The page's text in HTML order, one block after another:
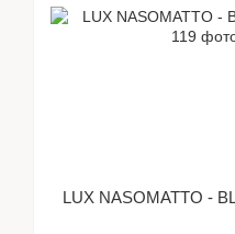
LUX NASOMATTO -